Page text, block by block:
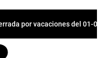
por vacaciones del 01-